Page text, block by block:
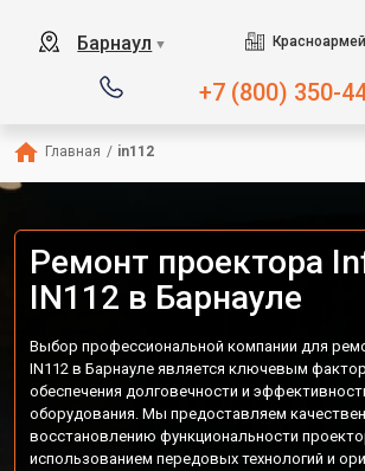
Барнаул ▼
+7 (800) 350-
Главная / in112
Ремонт проектора
IN112 в Барнауле
Выбор профессиональной компании для
IN112 в Барнауле является ключевым
обеспечения долговечности и
оборудования. Мы предоставляем
восстановлению функциональности
использованием передовых технологий и